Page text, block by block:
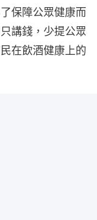
保障公眾健康而
講錢，少提公眾
在飲酒健康上的